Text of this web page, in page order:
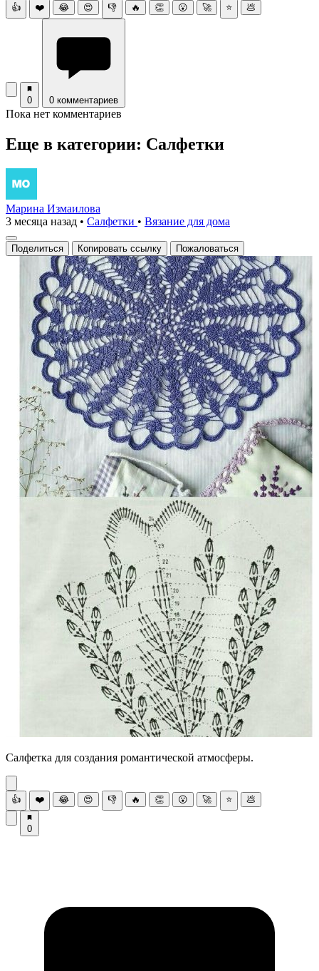
👍 ❤️ 😂 😍 👎 🔥 👏 😮 🚀 ⭐ 💩
0 0 комментариев
Пока нет комментариев
Еще в категории: Салфетки
Марина Измаилова
3 месяца назад • Салфетки • Вязание для дома
Поделиться Копировать ссылку Пожаловаться
Салфетка для создания романтической атмосферы.
👍 ❤️ 😂 😍 👎 🔥 👏 😮 🚀 ⭐ 💩
0